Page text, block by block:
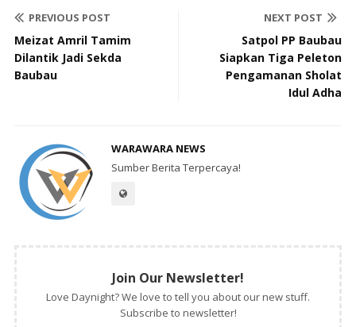
PREVIOUS POST
Meizat Amril Tamim
Dilantik Jadi Sekda
Baubau
NEXT POST
Satpol PP Baubau
Siapkan Tiga Peleton
Pengamanan Sholat
Idul Adha
WARAWARA NEWS
Sumber Berita Terpercaya!
Join Our Newsletter!
Love Daynight? We love to tell you about our new stuff.
Subscribe to newsletter!